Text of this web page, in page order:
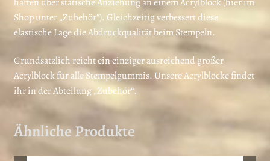
Shop unter „Zubehör“). Gleichzeitig verbessert diese
elastische Lage die Abdruckqualität beim Stempeln.
Grundsätzlich reicht ein einziger ausreichend großer
Acrylblock für alle Stempelgummis. Unsere Acrylblöcke findet
ihr in der Abteilung „Zubehör“.
Ähnliche Produkte